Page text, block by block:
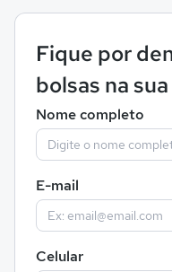
Fique por
bolsas na
Nome completo
E-mail
Celular